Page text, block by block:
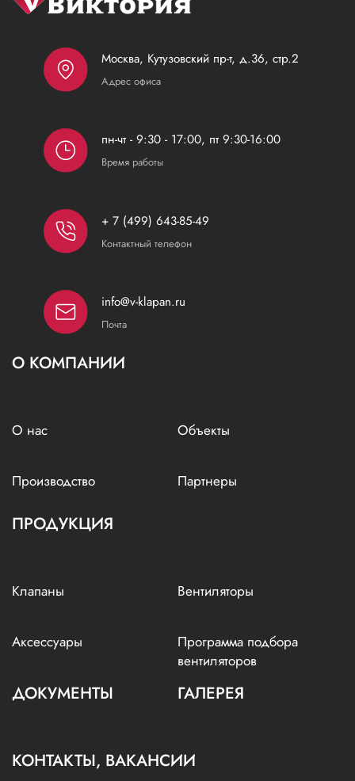
Москва, Кутузовский пр-т, д.36, стр.2
Адрес офиса
пн-чт - 9:30 - 17:00, пт 9:30-16:00
Время работы
+ 7 (499) 643-85-49
Контактный телефон
info@v-klapan.ru
Почта
О КОМПАНИИ
О нас Объекты
Производство Партнеры
ПРОДУКЦИЯ
Клапаны Вентиляторы
Аксессуары
Программа подбора
вентиляторов
ДОКУМЕНТЫ ГАЛЕРЕЯ
КОНТАКТЫ, ВАКАНСИИ